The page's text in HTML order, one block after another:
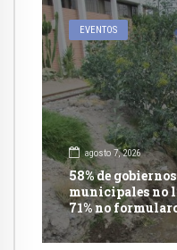
EVENTOS
agosto 7, 2026
58% de
municipales no
71% no
presupuestales
Contraloría